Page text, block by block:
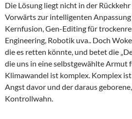
Die Lösung liegt nicht in der
Vorwärts zur intelligenten
Kernfusion, Gen-Editing für
Engineering, Robotik uva.. Doch
die es retten könnte, und betet die
die uns in eine selbstgewählte Armut
Klimawandel ist komplex. Komplex
Angst davor und der daraus
Kontrollwahn.